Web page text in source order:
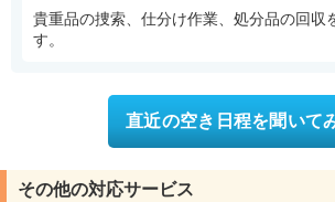
貴重品の捜索、仕分け作業、処分品の回収
す。
直近の空き日程を聞いて
その他の対応サービス